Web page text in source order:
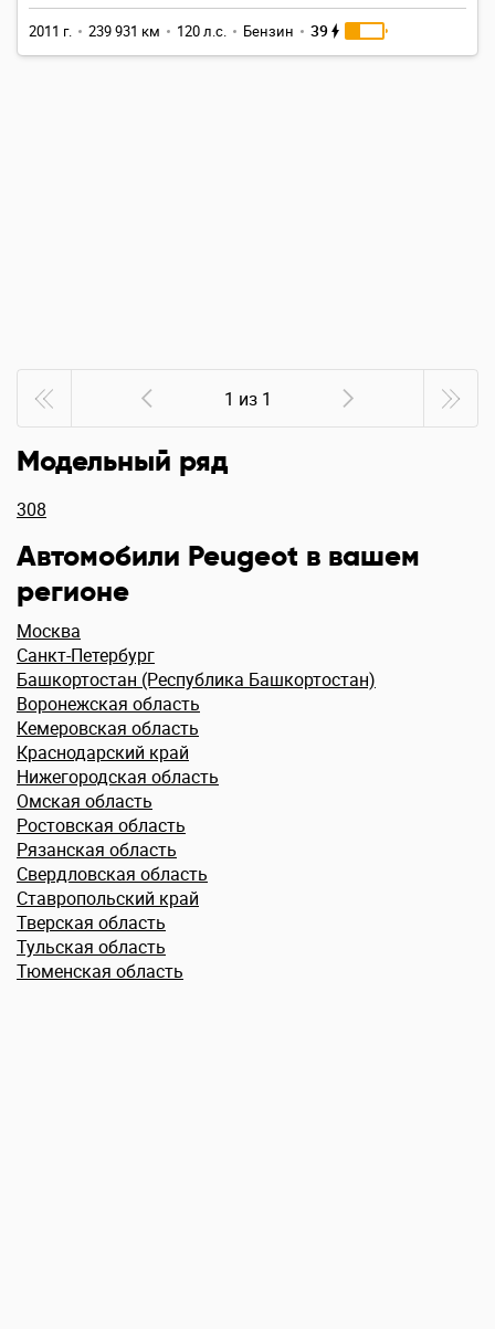
2011 г. 239 931 км 120 л.с. Бензин 39
1 из 1
Модельный ряд
308
Автомобили Peugeot в вашем
регионе
Москва
Санкт-Петербург
Башкортостан (Республика Башкортостан)
Воронежская область
Кемеровская область
Краснодарский край
Нижегородская область
Омская область
Ростовская область
Рязанская область
Свердловская область
Ставропольский край
Тверская область
Тульская область
Тюменская область